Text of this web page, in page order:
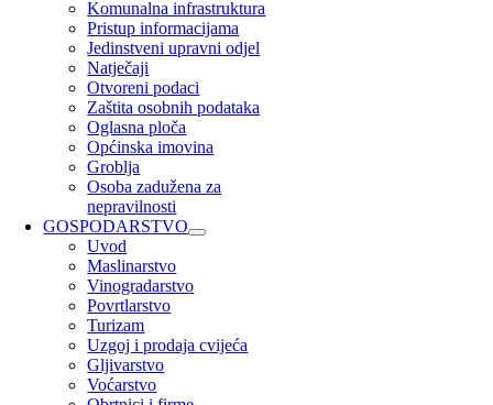
Komunalna infrastruktura
Pristup informacijama
Jedinstveni upravni odjel
Natječaji
Otvoreni podaci
Zaštita osobnih podataka
Oglasna ploča
Općinska imovina
Groblja
Osoba zadužena za
nepravilnosti
GOSPODARSTVO
Uvod
Maslinarstvo
Vinogradarstvo
Povrtlarstvo
Turizam
Uzgoj i prodaja cvijeća
Gljivarstvo
Voćarstvo